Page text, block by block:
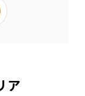
崎町 / 塚
/ 錦町 /
出町 / 福
ア